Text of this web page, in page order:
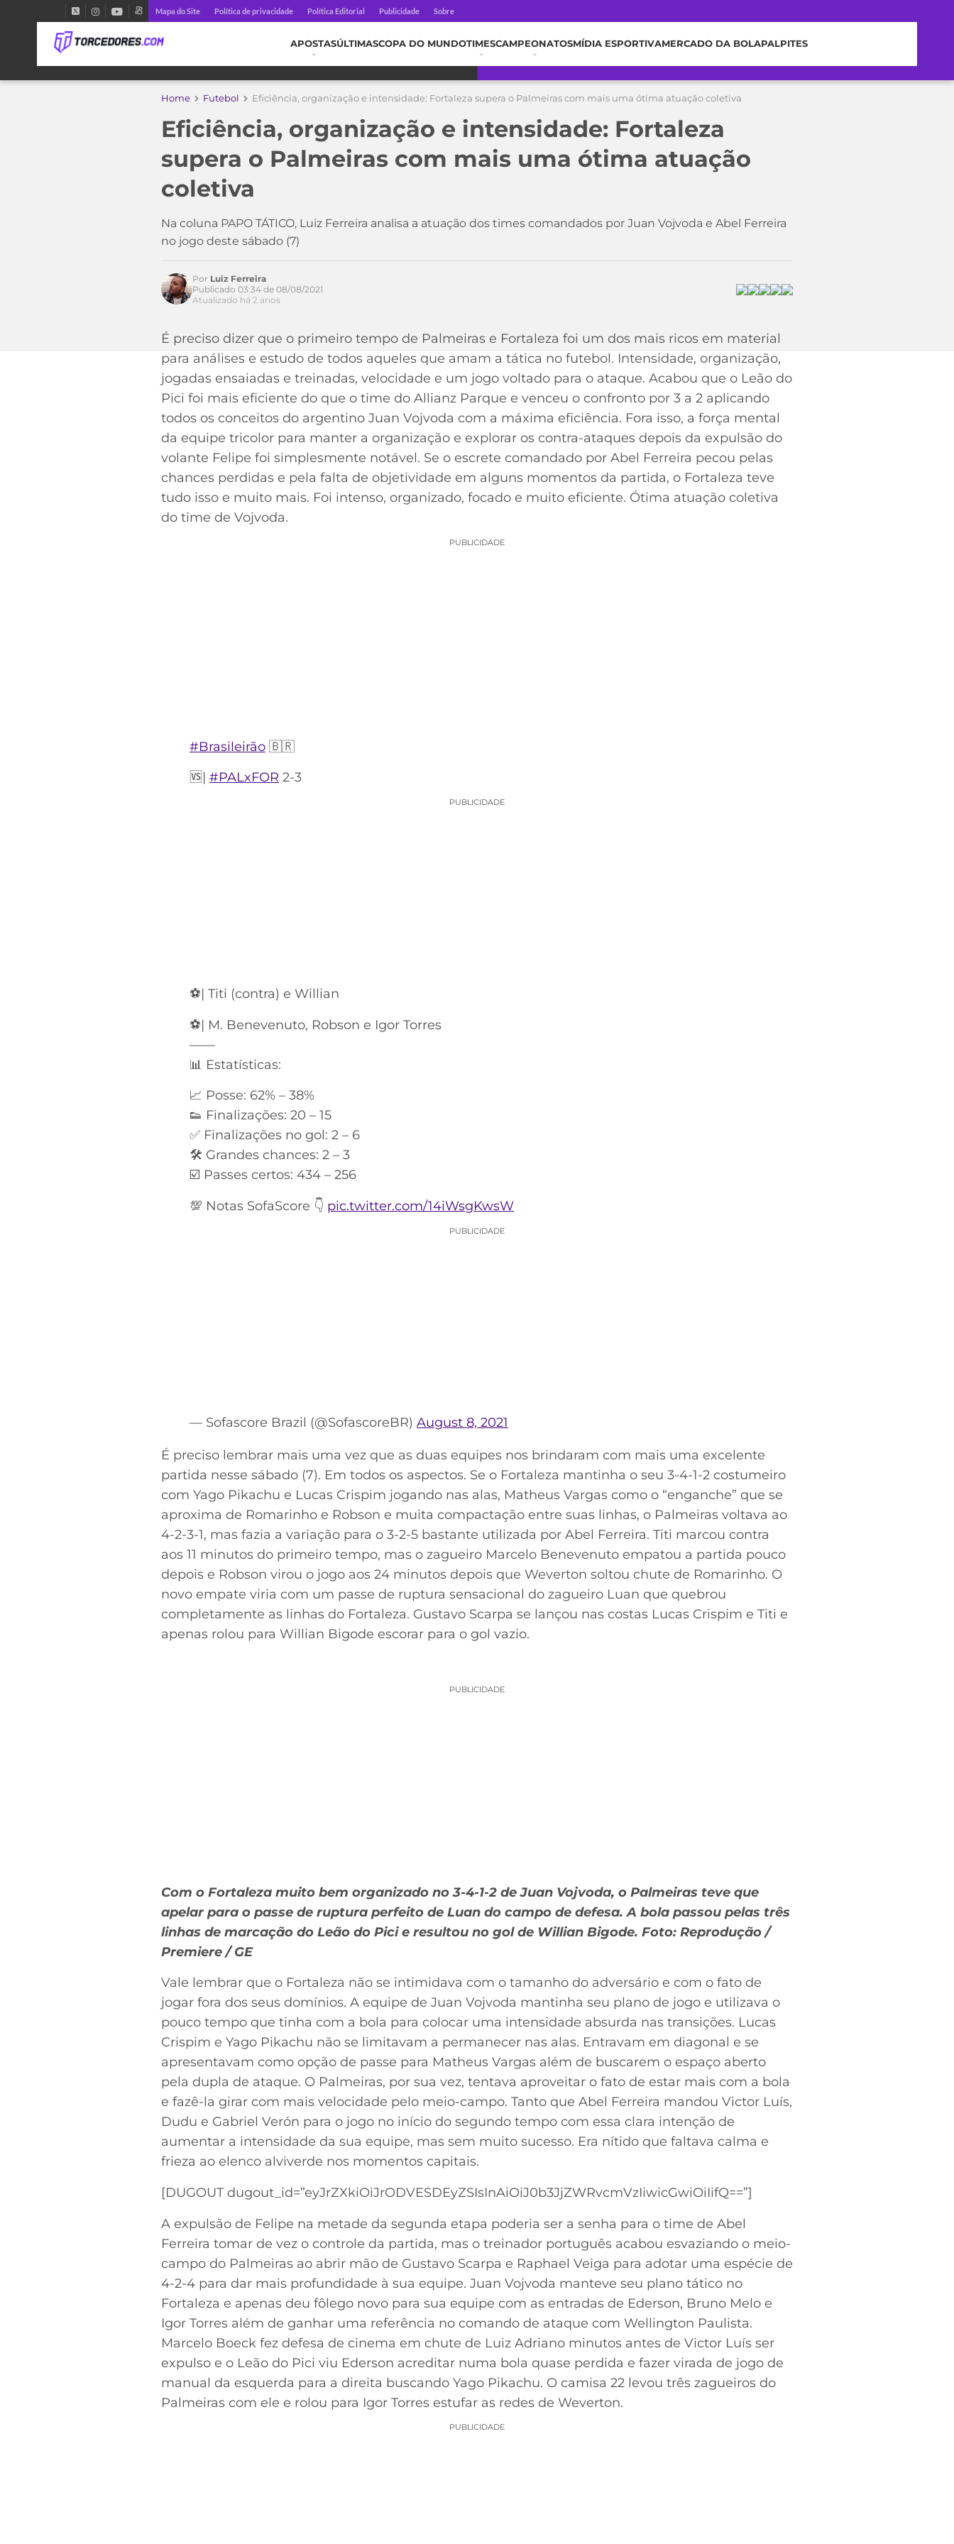
Mapa do Site Política de privacidade Política Editorial Publicidade Sobre
APOSTASÚLTIMASCOPA DO MUNDOTIMESCAMPEONATOSMÍDIA ESPORTIVAMERCADO DA BOLAPALPITES
Home Futebol Eficiência, organização e intensidade: Fortaleza supera o Palmeiras com mais uma ótima atuação coletiva
Eficiência, organização e intensidade: Fortaleza
supera o Palmeiras com mais uma ótima atuação
coletiva
Na coluna PAPO TÁTICO, Luiz Ferreira analisa a atuação dos times comandados por Juan Vojvoda e Abel Ferreira
no jogo deste sábado (7)
Acesse o perfil do autor
Por Luiz Ferreira
Publicado 03:34 de 08/08/2021
Atualizado há 2 anos
É preciso dizer que o primeiro tempo de Palmeiras e Fortaleza foi um dos mais ricos em material
para análises e estudo de todos aqueles que amam a tática no futebol. Intensidade, organização,
jogadas ensaiadas e treinadas, velocidade e um jogo voltado para o ataque. Acabou que o Leão do
Pici foi mais eficiente do que o time do Allianz Parque e venceu o confronto por 3 a 2 aplicando
todos os conceitos do argentino Juan Vojvoda com a máxima eficiência. Fora isso, a força mental
da equipe tricolor para manter a organização e explorar os contra-ataques depois da expulsão do
volante Felipe foi simplesmente notável. Se o escrete comandado por Abel Ferreira pecou pelas
chances perdidas e pela falta de objetividade em alguns momentos da partida, o Fortaleza teve
tudo isso e muito mais. Foi intenso, organizado, focado e muito eficiente. Ótima atuação coletiva
do time de Vojvoda.
PUBLICIDADE
#Brasileirão 🇧🇷
🆚| #PALxFOR 2-3
PUBLICIDADE
⚽️| Titi (contra) e Willian
⚽️| M. Benevenuto, Robson e Igor Torres
——
📊 Estatísticas:
📈 Posse: 62% – 38%
👟 Finalizações: 20 – 15
✅ Finalizações no gol: 2 – 6
🛠 Grandes chances: 2 – 3
☑️ Passes certos: 434 – 256
💯 Notas SofaScore 👇 pic.twitter.com/14iWsgKwsW
PUBLICIDADE
— Sofascore Brazil (@SofascoreBR) August 8, 2021
É preciso lembrar mais uma vez que as duas equipes nos brindaram com mais uma excelente
partida nesse sábado (7). Em todos os aspectos. Se o Fortaleza mantinha o seu 3-4-1-2 costumeiro
com Yago Pikachu e Lucas Crispim jogando nas alas, Matheus Vargas como o “enganche” que se
aproxima de Romarinho e Robson e muita compactação entre suas linhas, o Palmeiras voltava ao
4-2-3-1, mas fazia a variação para o 3-2-5 bastante utilizada por Abel Ferreira. Titi marcou contra
aos 11 minutos do primeiro tempo, mas o zagueiro Marcelo Benevenuto empatou a partida pouco
depois e Robson virou o jogo aos 24 minutos depois que Weverton soltou chute de Romarinho. O
novo empate viria com um passe de ruptura sensacional do zagueiro Luan que quebrou
completamente as linhas do Fortaleza. Gustavo Scarpa se lançou nas costas Lucas Crispim e Titi e
apenas rolou para Willian Bigode escorar para o gol vazio.
PUBLICIDADE
Com o Fortaleza muito bem organizado no 3-4-1-2 de Juan Vojvoda, o Palmeiras teve que
apelar para o passe de ruptura perfeito de Luan do campo de defesa. A bola passou pelas três
linhas de marcação do Leão do Pici e resultou no gol de Willian Bigode. Foto: Reprodução /
Premiere / GE
Vale lembrar que o Fortaleza não se intimidava com o tamanho do adversário e com o fato de
jogar fora dos seus domínios. A equipe de Juan Vojvoda mantinha seu plano de jogo e utilizava o
pouco tempo que tinha com a bola para colocar uma intensidade absurda nas transições. Lucas
Crispim e Yago Pikachu não se limitavam a permanecer nas alas. Entravam em diagonal e se
apresentavam como opção de passe para Matheus Vargas além de buscarem o espaço aberto
pela dupla de ataque. O Palmeiras, por sua vez, tentava aproveitar o fato de estar mais com a bola
e fazê-la girar com mais velocidade pelo meio-campo. Tanto que Abel Ferreira mandou Victor Luís,
Dudu e Gabriel Verón para o jogo no início do segundo tempo com essa clara intenção de
aumentar a intensidade da sua equipe, mas sem muito sucesso. Era nítido que faltava calma e
frieza ao elenco alviverde nos momentos capitais.
[DUGOUT dugout_id=”eyJrZXkiOiJrODVESDEyZSIsInAiOiJ0b3JjZWRvcmVzIiwicGwiOiIifQ==”]
A expulsão de Felipe na metade da segunda etapa poderia ser a senha para o time de Abel
Ferreira tomar de vez o controle da partida, mas o treinador português acabou esvaziando o meio-
campo do Palmeiras ao abrir mão de Gustavo Scarpa e Raphael Veiga para adotar uma espécie de
4-2-4 para dar mais profundidade à sua equipe. Juan Vojvoda manteve seu plano tático no
Fortaleza e apenas deu fôlego novo para sua equipe com as entradas de Ederson, Bruno Melo e
Igor Torres além de ganhar uma referência no comando de ataque com Wellington Paulista.
Marcelo Boeck fez defesa de cinema em chute de Luiz Adriano minutos antes de Victor Luís ser
expulso e o Leão do Pici viu Ederson acreditar numa bola quase perdida e fazer virada de jogo de
manual da esquerda para a direita buscando Yago Pikachu. O camisa 22 levou três zagueiros do
Palmeiras com ele e rolou para Igor Torres estufar as redes de Weverton.
PUBLICIDADE